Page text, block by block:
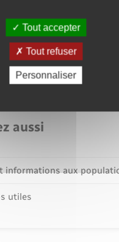
légale et administrative
parbaseo.io
aussi
informations aux
utiles
Tout accepter
Tout refuser
Personnaliser